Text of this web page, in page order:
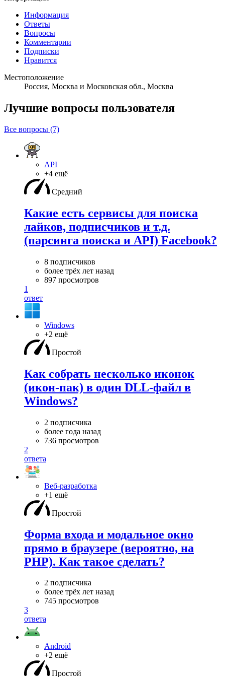
Информация
Ответы
Вопросы
Комментарии
Подписки
Нравится
Местоположение
Россия, Москва и Московская обл., Москва
Лучшие вопросы пользователя
Все вопросы (7)
API
+4 ещё
Средний
Какие есть сервисы для поиска
лайков, подписчиков и т.д.
(парсинга поиска и API) Facebook?
8 подписчиков
более трёх лет назад
897 просмотров
1
ответ
Windows
+2 ещё
Простой
Как собрать несколько иконок
(икон-пак) в один DLL-файл в
Windows?
2 подписчика
более года назад
736 просмотров
2
ответа
Веб-разработка
+1 ещё
Простой
Форма входа и модальное окно
прямо в браузере (вероятно, на
PHP). Как такое сделать?
2 подписчика
более трёх лет назад
745 просмотров
3
ответа
Android
+2 ещё
Простой